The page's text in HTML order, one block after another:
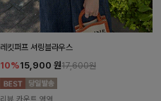
레킷퍼프 셔링블라우스
10%15,900 원17,600원
리뷰 카운트 영역